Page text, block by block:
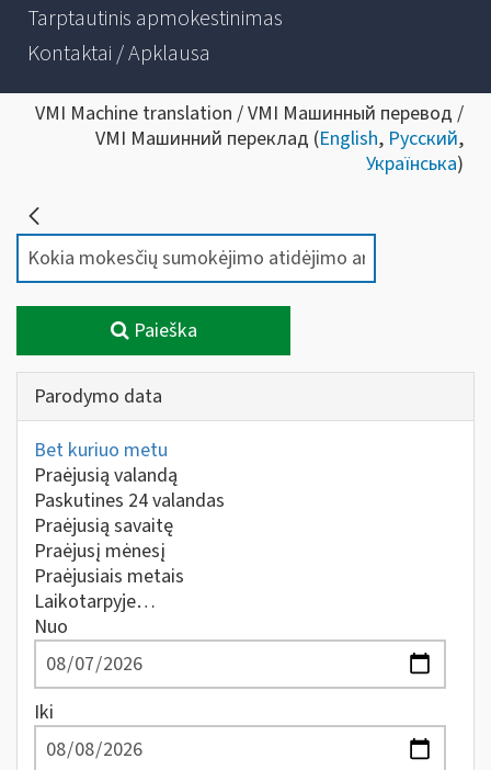
Tarptautinis apmokestinimas
Kontaktai / Apklausa
VMI Machine translation / VMI Машинный перевод /
VMI Машинний переклад (English, Русский,
Українська)
Paieška
Parodymo data
Bet kuriuo metu
Praėjusią valandą
Paskutines 24 valandas
Praėjusią savaitę
Praėjusį mėnesį
Praėjusiais metais
Laikotarpyje…
Nuo
Iki